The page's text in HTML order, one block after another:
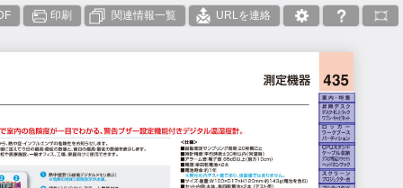
印刷 関連情報一覧 URLを連絡